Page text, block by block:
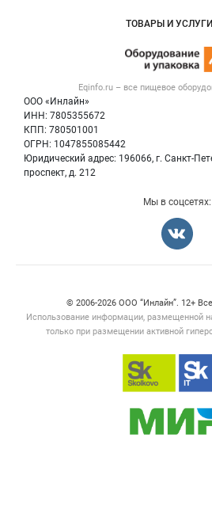
Eqinfo.ru – все пищевое
ООО «Инлайн»
ИНН: 7805355672
КПП: 780501001
ОГРН: 1047855085442
Юридический адрес: 196066, г. Санкт-
проспект, д. 212
Размещение
Публичная
Контактная
Политика обработки
Объявления
Вакансии
ТОВАРЫ И УСЛУГИ
Оборудование для
Тара и
Б/у
Мы в соцсетях:
© 2006‑2026 ООО “Инлайн”. 12+
Использование информации, размещенной
только при размещении активной